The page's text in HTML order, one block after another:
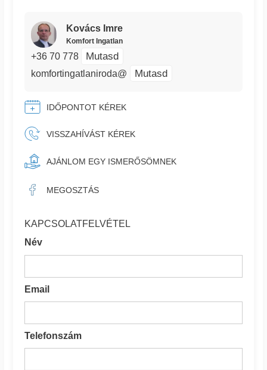
Kovács Imre
Komfort Ingatlan
+36 70 778 Mutasd
komfortingatlaniroda@ Mutasd
IDŐPONTOT KÉREK
VISSZAHÍVÁST KÉREK
AJÁNLOM EGY ISMERŐSÖMNEK
MEGOSZTÁS
KAPCSOLATFELVÉTEL
Név
Email
Telefonszám